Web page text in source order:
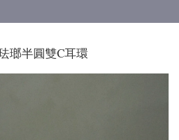
瑯半圓雙C耳環